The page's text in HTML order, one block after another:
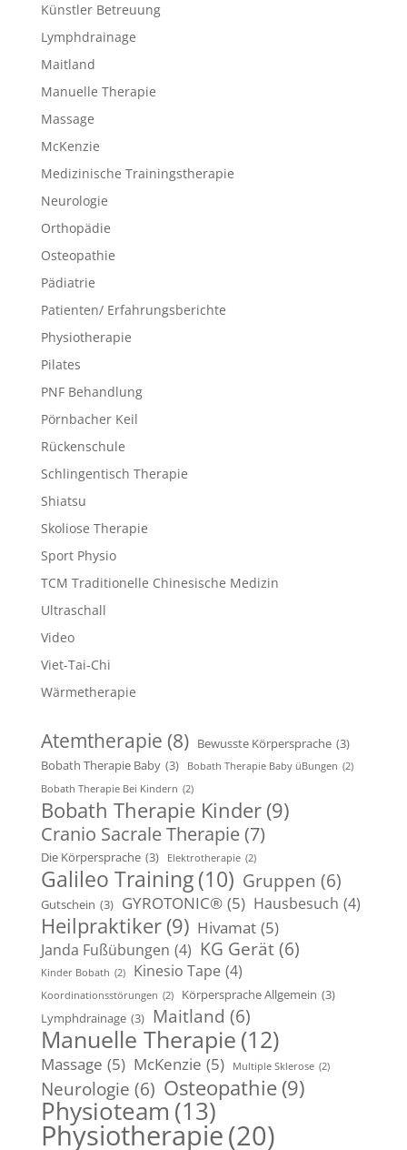
Künstler Betreuung
Lymphdrainage
Maitland
Manuelle Therapie
Massage
McKenzie
Medizinische Trainingstherapie
Neurologie
Orthopädie
Osteopathie
Pädiatrie
Patienten/ Erfahrungsberichte
Physiotherapie
Pilates
PNF Behandlung
Pörnbacher Keil
Rückenschule
Schlingentisch Therapie
Shiatsu
Skoliose Therapie
Sport Physio
TCM Traditionelle Chinesische Medizin
Ultraschall
Video
Viet-Tai-Chi
Wärmetherapie
Atemtherapie (8) Bewusste Körpersprache (3)
Bobath Therapie Baby (3) Bobath Therapie Baby üBungen (2)
Bobath Therapie Bei Kindern (2)
Bobath Therapie Kinder (9)
Cranio Sacrale Therapie(7)
Die Körpersprache (3) Elektrotherapie (2)
Galileo Training(10) Gruppen (6)
Gutschein (3) GYROTONIC® (5) Hausbesuch (4)
Heilpraktiker (9) Hivamat (5)
Janda Fußübungen (4) KG Gerät (6)
Kinder Bobath (2) Kinesio Tape (4)
Koordinationsstörungen (2) Körpersprache Allgemein (3)
Lymphdrainage (3) Maitland (6)
Manuelle Therapie (12)
Massage (5) McKenzie (5) Multiple Sklerose (2)
Neurologie (6) Osteopathie (9)
Physioteam (13)
Physiotherapie(20)